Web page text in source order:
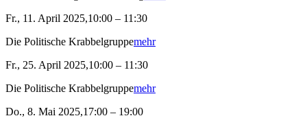
Fr., 11. April 2025,10:00 – 11:30
Die Politische Krabbelgruppemehr
Fr., 25. April 2025,10:00 – 11:30
Die Politische Krabbelgruppemehr
Do., 8. Mai 2025,17:00 – 19:00